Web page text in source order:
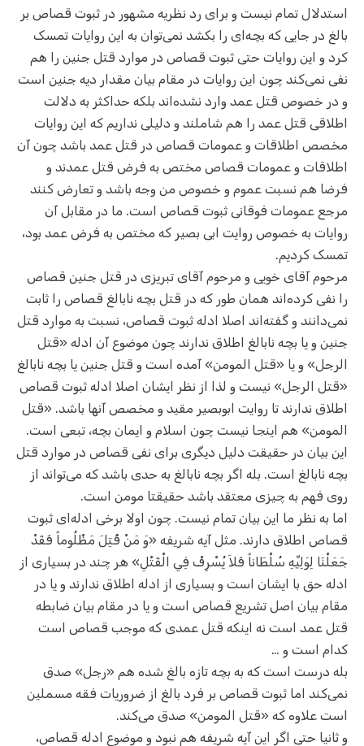
استدلال تمام نیست و برای رد نظریه مشهور در ثبوت قصاص بر
بالغ در جایی که بچه‌ای را بکشد نمی‌توان به این روایات تمسک
کرد و این روایات حتی ثبوت قصاص در موارد قتل جنین را هم
نفی نمی‌کند چون این روایات در مقام بیان مقدار دیه جنین است
و در خصوص قتل عمد وارد نشده‌اند بلکه حداکثر به دلالت
اطلاقی قتل عمد را هم شاملند و دلیلی نداریم که این روایات
مخصص اطلاقات و عمومات قصاص در قتل عمد باشد چون آن
اطلاقات و عمومات قصاص مختص به فرض قتل عمدند و
فرضا هم نسبت عموم و خصوص من وجه باشد و تعارض کنند
مرجع عمومات فوقانی ثبوت قصاص است. ما در مقابل آن
روایات به خصوص روایت ابی بصیر که مختص به فرض عمد بود،
تمسک کردیم.
مرحوم آقای خویی و مرحوم آقای تبریزی در قتل جنین قصاص
را نفی کرده‌اند همان طور که در قتل بچه نابالغ قصاص را ثابت
نمی‌دانند و گفته‌اند اصلا ادله ثبوت قصاص، نسبت به موارد قتل
جنین و یا بچه نابالغ اطلاق ندارند چون موضوع آن ادله «قتل
الرجل» و یا «قتل المومن» آمده است و قتل جنین یا بچه نابالغ
«قتل الرجل» نیست و لذا از نظر ایشان اصلا ادله ثبوت قصاص
اطلاق ندارند تا روایت ابوبصیر مقید و مخصص آنها باشد. «قتل
المومن» هم اینجا نیست چون اسلام و ایمان بچه، تبعی است.
این بیان در حقیقت دلیل دیگری برای نفی قصاص در موارد قتل
بچه نابالغ است. بله اگر بچه نابالغ به حدی باشد که می‌تواند از
روی فهم به چیزی معتقد باشد حقیقتا مومن است.
اما به نظر ما این بیان تمام نیست. چون اولا برخی ادله‌ای ثبوت
قصاص اطلاق دارند. مثل آیه شریفه «وَ مَنْ قُتِلَ مَظْلُوماً فَقَدْ
جَعَلْنَا لِوَلِيِّهِ سُلْطَاناً فَلاَ يُسْرِفْ فِي الْقَتْلِ» هر چند در بسیاری از
ادله حق با ایشان است و بسیاری از ادله اطلاق ندارند و یا در
مقام بیان اصل تشریع قصاص است و یا در مقام بیان ضابطه
قتل عمد است نه اینکه قتل عمدی که موجب قصاص است
کدام است و …
بله درست است که به بچه تازه بالغ شده هم «رجل» صدق
نمی‌کند اما ثبوت قصاص بر فرد بالغ از ضروریات فقه مسملین
است علاوه که «قتل المومن» صدق می‌کند.
و ثانیا حتی اگر این آیه شریفه هم نبود و موضوع ادله قصاص،